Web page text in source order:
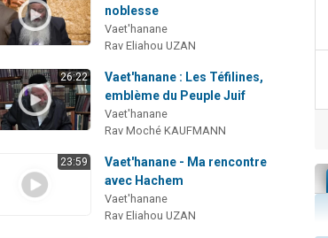
noblesse
Vaet'hanane
Rav Eliahou UZAN
26:22
Vaet'hanane : Les Téfilines,
emblème du Peuple Juif
Vaet'hanane
Rav Moché KAUFMANN
23:59
Vaet'hanane - Ma rencontre
avec Hachem
Vaet'hanane
Rav Eliahou UZAN